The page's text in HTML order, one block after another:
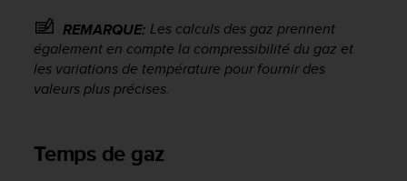
REMARQUE: Les calculs des gaz prennent
également en compte la compressibilité du gaz et
les variations de température pour fournir des
valeurs plus précises.
Temps de gaz